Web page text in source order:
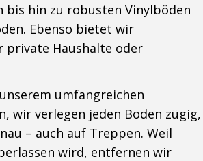
bis hin zu robusten Vinylböden
Ebenso bietet wir
private Haushalte oder
umfangreichen
wir verlegen jeden Boden zügig,
– auch auf Treppen. Weil
wird, entfernen wir